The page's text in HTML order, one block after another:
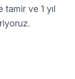
ve 1 yıl